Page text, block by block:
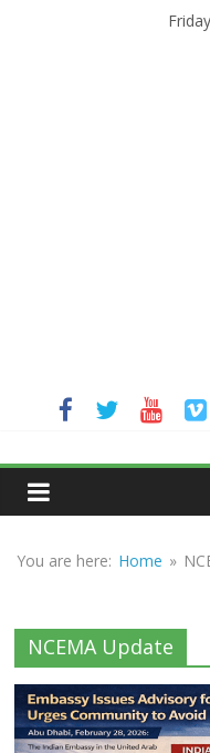
Sach
You are here: Home »
NCEMA Update